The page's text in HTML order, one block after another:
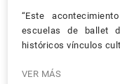
“Este
escuelas de ballet
históricos vínculos
VER MÁS